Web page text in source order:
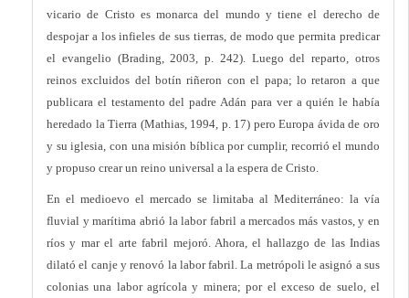
vicario de Cristo es monarca del mundo y tiene el derecho de
despojar a los infieles de sus tierras, de modo que permita predicar
el evangelio (Brading, 2003, p. 242). Luego del reparto, otros
reinos excluidos del botín riñeron con el papa; lo retaron a que
publicara el testamento del padre Adán para ver a quién le había
heredado la Tierra (Mathias, 1994, p. 17) pero Europa ávida de oro
y su iglesia, con una misión bíblica por cumplir, recorrió el mundo
y propuso crear un reino universal a la espera de Cristo.
En el medioevo el mercado se limitaba al Mediterráneo: la vía
fluvial y marítima abrió la labor fabril a mercados más vastos, y en
ríos y mar el arte fabril mejoró. Ahora, el hallazgo de las Indias
dilató el canje y renovó la labor fabril. La metrópoli le asignó a sus
colonias una labor agrícola y minera; por el exceso de suelo, el